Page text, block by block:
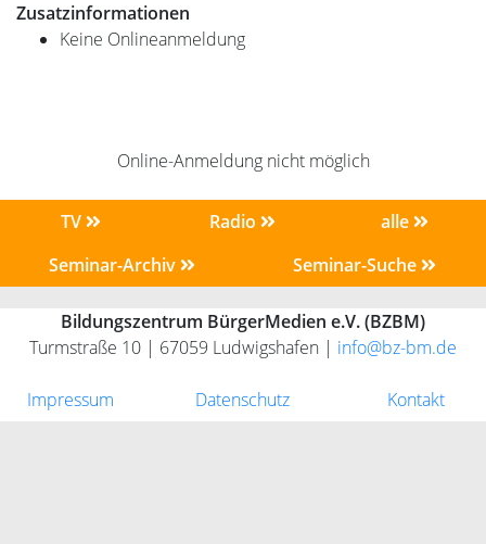
Zusatzinformationen
Keine Onlineanmeldung
Online-Anmeldung nicht möglich
TV Radio
alle
Seminar-Archiv
Seminar-Suche
Bildungszentrum BürgerMedien e.V. (BZBM)
Turmstraße 10 | 67059 Ludwigshafen | info@bz-bm.de
Impressum Datenschutz Kontakt